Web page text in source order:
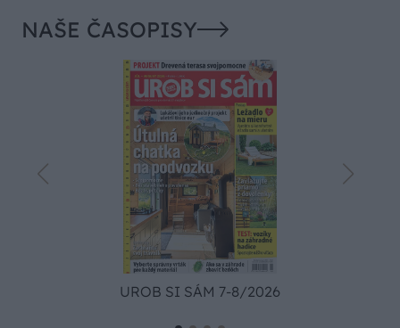
NAŠE ČASOPISY
UROB SI SÁM 7-8/2026